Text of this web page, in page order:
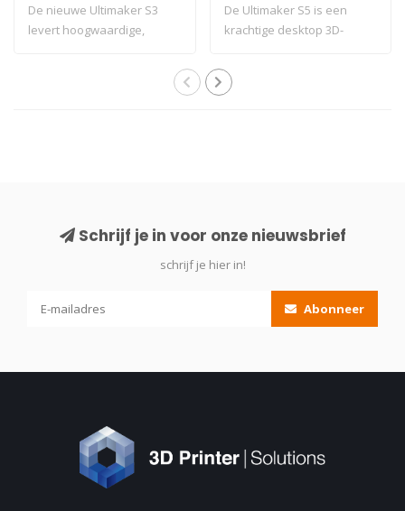
De nieuwe Ultimaker S3
levert hoogwaardige,
De Ultimaker S5 is een
krachtige desktop 3D-
Schrijf je in voor onze nieuwsbrief
schrijf je hier in!
Abonneer